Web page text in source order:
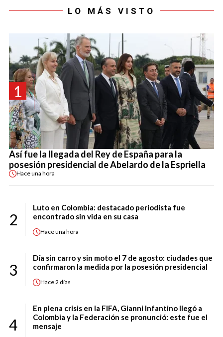
LO MÁS VISTO
1
Así fue la llegada del Rey de España para la
posesión presidencial de Abelardo de la Espriella
Haceuna hora
2
Luto en Colombia: destacado periodista fue
encontrado sin vida en su casa
Haceuna hora
3
Día sin carro y sin moto el 7 de agosto: ciudades que
confirmaron la medida por la posesión presidencial
Hace2 días
4
En plena crisis en la FIFA, Gianni Infantino llegó a
Colombia y la Federación se pronunció: este fue el
mensaje